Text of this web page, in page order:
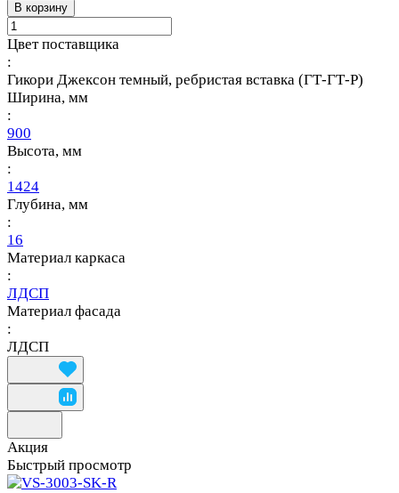
В корзину
Цвет поставщика
:
Гикори Джексон темный, ребристая вставка (ГТ-ГТ-Р)
Ширина, мм
:
900
Высота, мм
:
1424
Глубина, мм
:
16
Материал каркаса
:
ЛДСП
Материал фасада
:
ЛДСП
Акция
Быстрый просмотр